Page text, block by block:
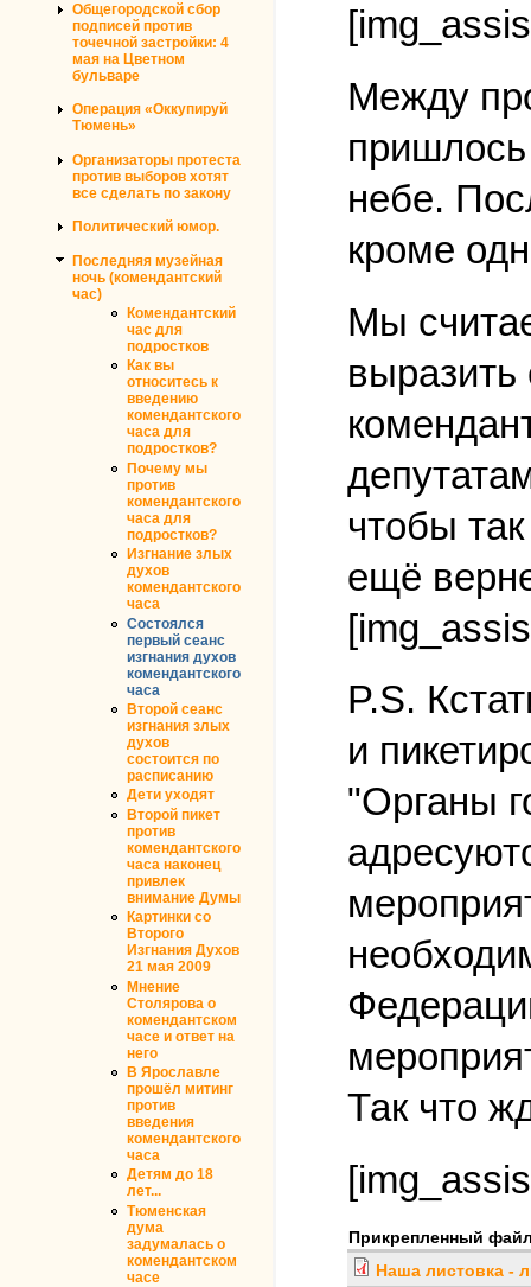
Общегородской сбор
подписей против
точечной застройки: 4
мая на Цветном
бульваре
Операция «Оккупируй
Тюмень»
Организаторы протеста
против выборов хотят
все сделать по закону
Политический юмор.
Последняя музейная
ночь (комендантский
час)
Комендантский
час для
подростков
Как вы
относитесь к
введению
комендантского
часа для
подростков?
Почему мы
против
комендантского
часа для
подростков?
Изгнание злых
духов
комендантского
часа
Состоялся
первый сеанс
изгнания духов
комендантского
часа
Второй сеанс
изгнания злых
духов
состоится по
расписанию
Дети уходят
Второй пикет
против
комендантского
часа наконец
привлек
внимание Думы
Картинки со
Второго
Изгнания Духов
21 мая 2009
Мнение
Столярова о
комендантском
часе и ответ на
него
В Ярославле
прошёл митинг
против
введения
комендантского
часа
Детям до 18
лет...
Тюменская
дума
задумалась о
комендантском
часе
Между
небе.
кроме
Мы
чтобы
ещё
P.S.
и
"Органы
Так что
Прикрепленный
Наша листовка -